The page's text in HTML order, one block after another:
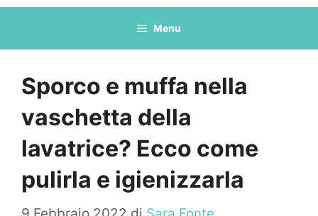
Menu
Sporco e muffa nella
vaschetta della
lavatrice? Ecco come
pulirla e igienizzarla